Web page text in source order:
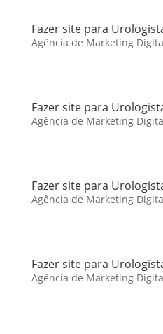
Fazer site para
Agência de Marketing
Fazer site para
Agência de Marketing
Fazer site para
Agência de Marketing
Fazer site para
Agência de Marketing